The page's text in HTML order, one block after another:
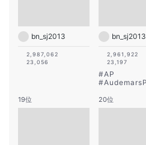
bn_sj2013
2,987,062
23,056
bn_sj2013
2,961,922
23,197
#AP
#
19位 20位